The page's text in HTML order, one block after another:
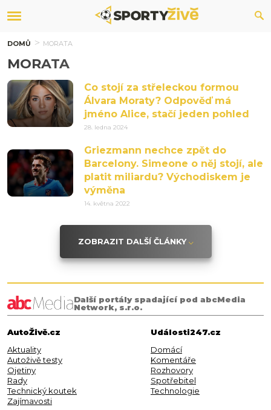
DOMŮ MORATA
MORATA
Co stojí za střeleckou formou
Álvara Moraty? Odpověď má
jméno Alice, stačí jeden pohled
28. ledna 2024
Griezmann nechce zpět do
Barcelony. Simeone o něj stojí, ale
platit miliardu? Východiskem je
výměna
14. května 2022
ZOBRAZIT DALŠÍ ČLÁNKY
Další portály spadající pod abcMedia
Network, s.r.o.
AutoŽivě.cz
Aktuality
Autoživě testy
Ojetiny
Rady
Technický koutek
Zajímavosti
Události247.cz
Domácí
Komentáře
Rozhovory
Spotřebitel
Technologie